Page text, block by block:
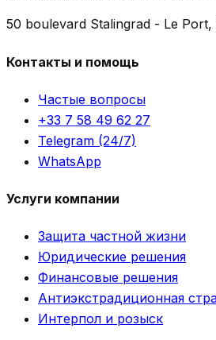
50 boulevard Stalingrad - Le
Контакты и помощь
Частые вопросы
+33 7 58 49 62 27
Telegram (24/7)
WhatsApp
Услуги компании
Защита частной жизни
Юридические решения
Финансовые решения
Антиэкстрадиционная
Интерпол и розыск